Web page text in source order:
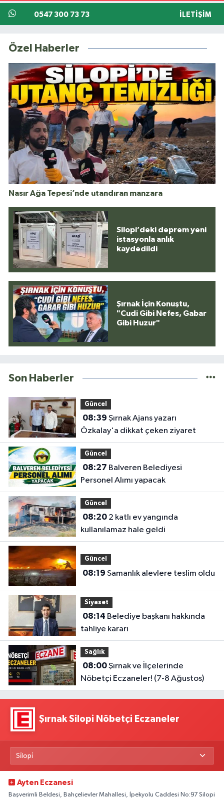
0547 300 73 73 İLETIŞIM
Özel Haberler
Nasır Ağa Tepesi’nde utandıran manzara
Silopi’deki deprem yeni
istasyonla anlık
kaydedildi
Şırnak İçin Konuştu,
"Cudi Gibi Nefes, Gabar
Gibi Huzur"
Son Haberler
Güncel
08:39
Özkalay'a dikkat çeken ziyaret
Güncel
08:27
Personel Alımı yapacak
Güncel
08:202 katlı ev yangında
kullanılamaz hale geldi
Güncel
08:19 Samanlık alevlere teslim oldu
Siyaset
08:14
tahliye kararı
Sağlık
08:00Şırnak ve İlçelerinde
Nöbetçi Eczaneler! (7-8 Ağustos)
Şırnak Silopi Nöbetçi Eczaneler
Ayten Eczanesi
Başverimli Beldesi, Bahçelievler Mahallesi, İpekyolu Caddesi No:97 Silopi